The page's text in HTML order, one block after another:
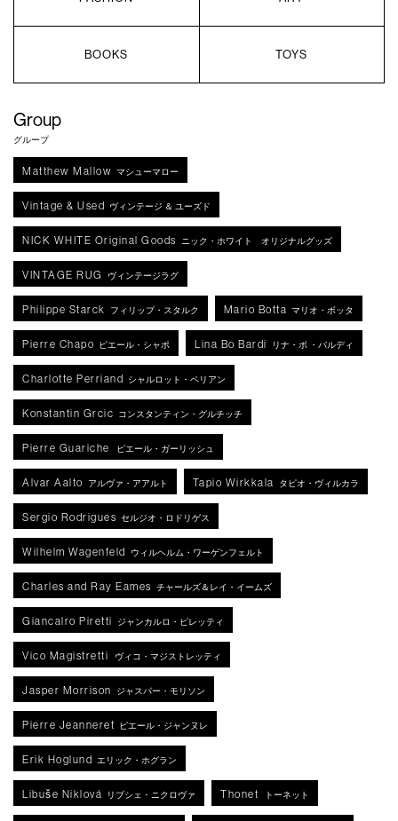
BOOKS TOYS
Group
グループ
Matthew Mallow マシューマロー
Vintage & Used ヴィンテージ ＆ ユーズド
NICK WHITE Original Goods ニック・ホワイト オリジナルグッズ
VINTAGE RUG ヴィンテージラグ
Philippe Starck フィリップ・スタルク Mario Botta マリオ・ボッタ
Pierre Chapo ピエール・シャポ Lina Bo Bardi リナ・ボ ・バルディ
Charlotte Perriand シャルロット・ペリアン
Konstantin Grcic コンスタンティン・グルチッチ
Pierre Guariche ピエール・ガーリッシュ
Alvar Aalto アルヴァ・アアルト Tapio Wirkkala タピオ・ヴィルカラ
Sergio Rodrigues セルジオ・ロドリゲス
Wilhelm Wagenfeld ウィルヘルム・ワーゲンフェルト
Charles and Ray Eames チャールズ＆レイ・イームズ
Giancalro Piretti ジャンカルロ・ピレッティ
Vico Magistretti ヴィコ・マジストレッティ
Jasper Morrison ジャスパー・モリソン
Pierre Jeanneret ピエール・ジャンヌレ
Erik Hoglund エリック・ホグラン
Libuše Niklová リブシェ・ニクロヴァ Thonet トーネット